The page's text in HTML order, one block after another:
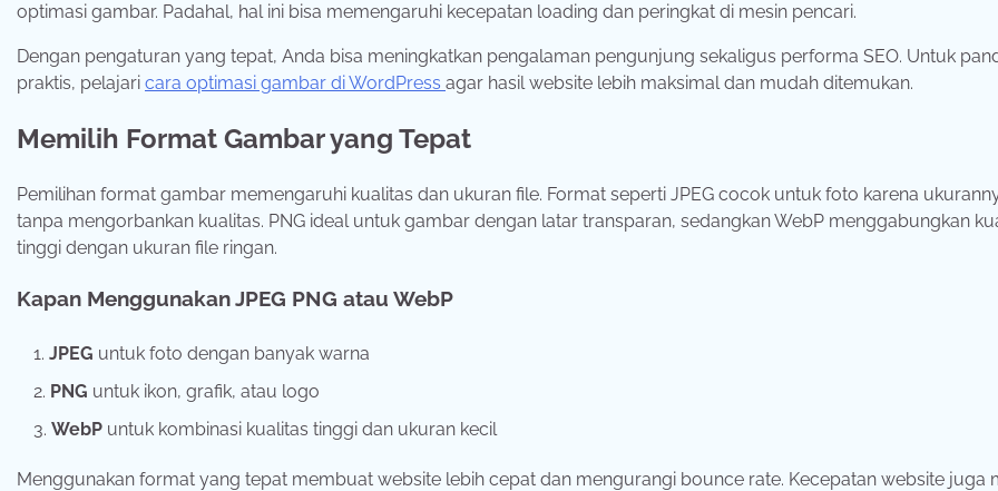
optimasi gambar. Padahal, hal ini bisa memengaruhi kecepatan loading dan peringkat di mesin pencari.
Dengan pengaturan yang tepat, Anda bisa meningkatkan pengalaman pengunjung sekaligus performa SEO. Untuk
praktis, pelajari cara optimasi gambar di WordPress agar hasil website lebih maksimal dan mudah ditemukan.
Memilih Format Gambar yang Tepat
Pemilihan format gambar memengaruhi kualitas dan ukuran file. Format seperti JPEG cocok untuk foto karena
tanpa mengorbankan kualitas. PNG ideal untuk gambar dengan latar transparan, sedangkan WebP menggabungkan
tinggi dengan ukuran file ringan.
Kapan Menggunakan JPEG PNG atau WebP
JPEG untuk foto dengan banyak warna
PNG untuk ikon, grafik, atau logo
WebP untuk kombinasi kualitas tinggi dan ukuran kecil
Menggunakan format yang tepat membuat website lebih cepat dan mengurangi bounce rate. Kecepatan website juga